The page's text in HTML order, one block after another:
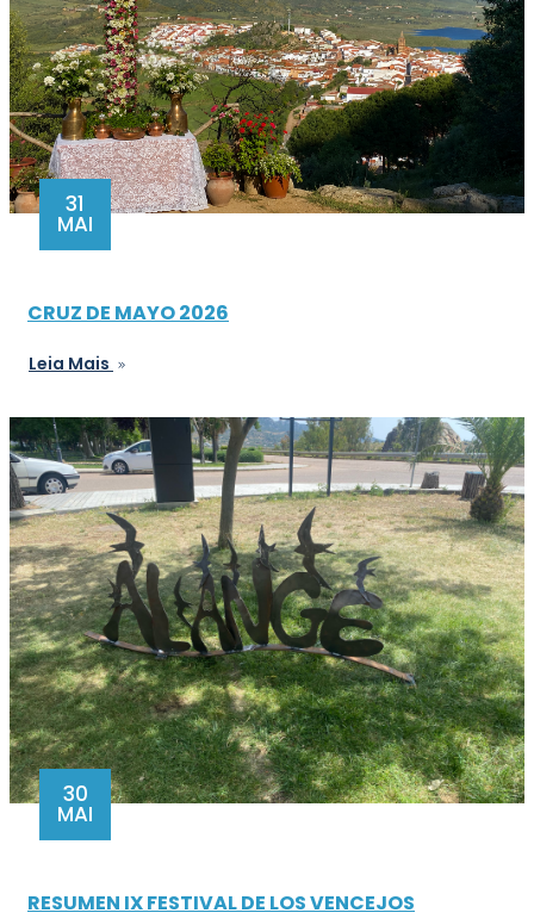
31
MAI
CRUZ DE MAYO 2026
Leia Mais
30
MAI
RESUMEN IX FESTIVAL DE LOS VENCEJOS